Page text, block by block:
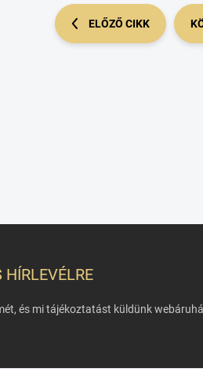
ELŐZŐ CIKK
és mi tájékoztatást küldünk